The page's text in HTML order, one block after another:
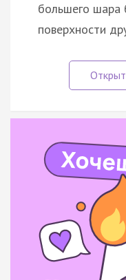
большего
поверхности